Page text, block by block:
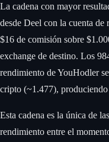
La cadena con mayor
desde Deel con la cuenta
$16 de comisión sobre
exchange de destino. Los
rendimiento de YouHodler
cripto (~1.477),
Esta cadena es la única de
rendimiento entre el